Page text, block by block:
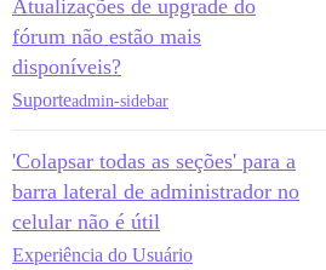
Atualizações de upgrade do
fórum não estão mais
disponíveis?
Suporteadmin-sidebar
'Colapsar todas as seções' para a
barra lateral de administrador no
celular não é útil
Experiência do Usuário